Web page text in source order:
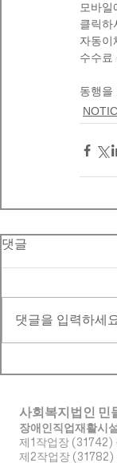
모바
클릭하
자동이
수수료
동행을
댓글
댓글을 입력하세
사회복지법인 민
장애인직업재활시
제1작업장 (31742)
제2작업장 (31782)